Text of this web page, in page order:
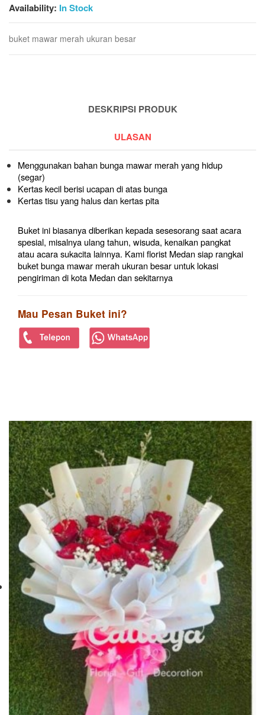
Availability: In Stock
buket mawar merah ukuran besar
DESKRIPSI PRODUK
ULASAN
Menggunakan bahan bunga mawar merah yang hidup
(segar)
Kertas kecil berisi ucapan di atas bunga
Kertas tisu yang halus dan kertas pita
Buket ini biasanya diberikan kepada sesesorang saat acara
spesial, misalnya ulang tahun, wisuda, kenaikan pangkat
atau acara sukacita lainnya. Kami florist Medan siap rangkai
buket bunga mawar merah ukuran besar untuk lokasi
pengiriman di kota Medan dan sekitarnya
Mau Pesan Buket ini?